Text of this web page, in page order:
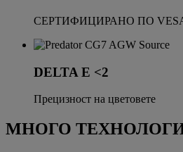
СЕРТИФИЦИРАНО ПО
DELTA E <2
Прецизност на цветовете
МНОГО